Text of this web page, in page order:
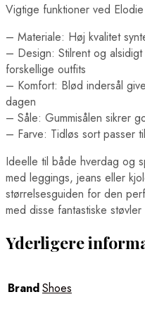
Vigtige funktioner ved
– Materiale: Høj kvalitet
– Design: Stilrent og
forskellige outfits
– Komfort: Blød indersål
dagen
– Såle: Gummisålen sikrer
– Farve: Tidløs sort passer
Ideelle til både hverdag og
med leggings, jeans eller
størrelsesguiden for den
med disse fantastiske
Yderligere
BrandShoes